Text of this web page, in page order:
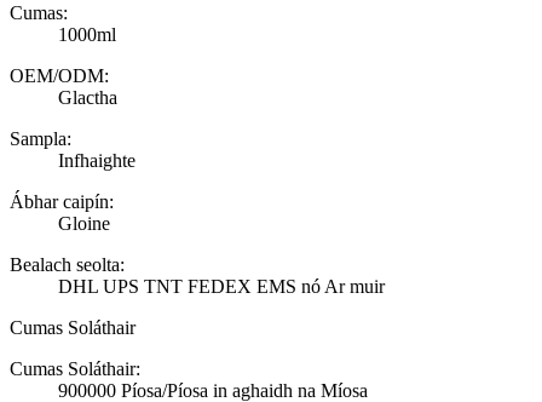
Cumas:
1000ml
OEM/ODM:
Glactha
Sampla:
Infhaighte
Ábhar caipín:
Gloine
Bealach seolta:
DHL UPS TNT FEDEX EMS nó Ar muir
Cumas Soláthair
Cumas Soláthair:
900000 Píosa/Píosa in aghaidh na Míosa